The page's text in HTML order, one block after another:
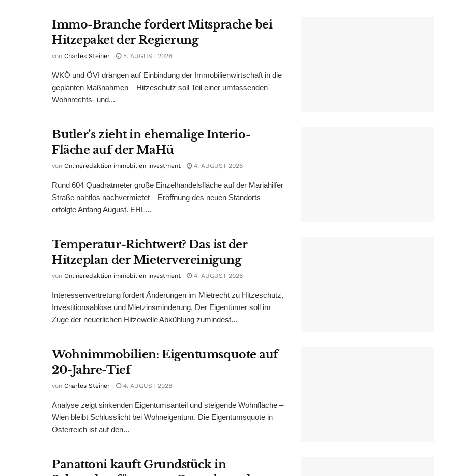
Immo-Branche fordert Mitsprache bei
Hitzepaket der Regierung
von Charles Steiner 5. AUGUST 2026
WKÖ und ÖVI drängen auf Einbindung der Immobilienwirtschaft in die
geplanten Maßnahmen – Hitzeschutz soll Teil einer umfassenden
Wohnrechts- und...
Butler’s zieht in ehemalige Interio-
Fläche auf der MaHü
von Onlineredaktion immobilien investment 4. AUGUST 2026
Rund 604 Quadratmeter große Einzelhandelsfläche auf der Mariahilfer
Straße nahtlos nachvermietet – Eröffnung des neuen Standorts
erfolgte Anfang August. EHL...
Temperatur-Richtwert? Das ist der
Hitzeplan der Mietervereinigung
von Onlineredaktion immobilien investment 4. AUGUST 2026
Interessenvertretung fordert Änderungen im Mietrecht zu Hitzeschutz,
Investitionsablöse und Mietzinsminderung. Der Eigentümer soll im
Zuge der neuerlichen Hitzewelle Abkühlung zumindest...
Wohnimmobilien: Eigentumsquote auf
20-Jahre-Tief
von Charles Steiner 4. AUGUST 2026
Analyse zeigt sinkenden Eigentumsanteil und steigende Wohnfläche –
Wien bleibt Schlusslicht bei Wohneigentum. Die Eigentumsquote in
Österreich ist auf den...
Panattoni kauft Grundstück in